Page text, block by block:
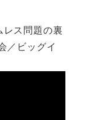
ス問題の裏
／ビッグイ